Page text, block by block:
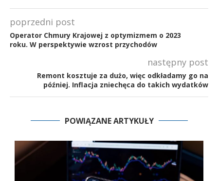
poprzedni post
Operator Chmury Krajowej z optymizmem o 2023
roku. W perspektywie wzrost przychodów
następny post
Remont kosztuje za dużo, więc odkładamy go na
później. Inflacja zniechęca do takich wydatków
POWIĄZANE ARTYKUŁY